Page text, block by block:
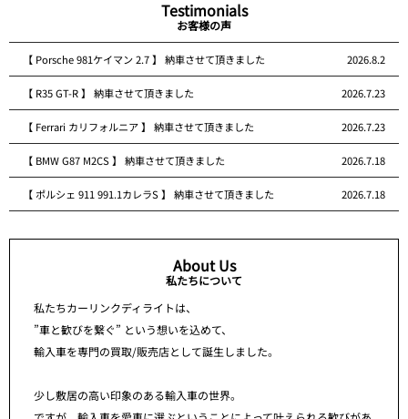
Testimonials
お客様の声
【 Porsche 981ケイマン 2.7 】 納車させて頂きました 2026.8.2
【 R35 GT-R 】 納車させて頂きました 2026.7.23
【 Ferrari カリフォルニア 】 納車させて頂きました 2026.7.23
【 BMW G87 M2CS 】 納車させて頂きました 2026.7.18
【 ポルシェ 911 991.1カレラS 】 納車させて頂きました 2026.7.18
About Us
私たちについて
私たちカーリンクディライトは、
”車と歓びを繋ぐ” という想いを込めて、
輸入車を専門の買取/販売店として誕生しました。
少し敷居の高い印象のある輸入車の世界。